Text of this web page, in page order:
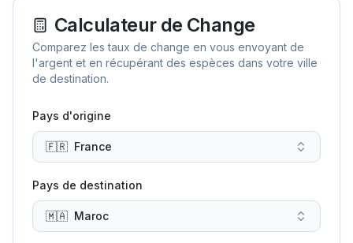
Calculateur de Change
Comparez les taux de change en vous envoyant de
l'argent et en récupérant des espèces dans votre ville
de destination.
Pays d'origine
🇫🇷 France
Pays de destination
🇲🇦 Maroc